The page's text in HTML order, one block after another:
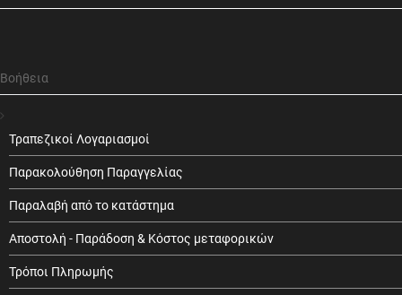
Βοήθεια
Τραπεζικοί Λογαριασμοί
Παρακολούθηση Παραγγελίας
Παραλαβή από το κατάστημα
Αποστολή - Παράδοση & Κόστος μεταφορικών
Τρόποι Πληρωμής